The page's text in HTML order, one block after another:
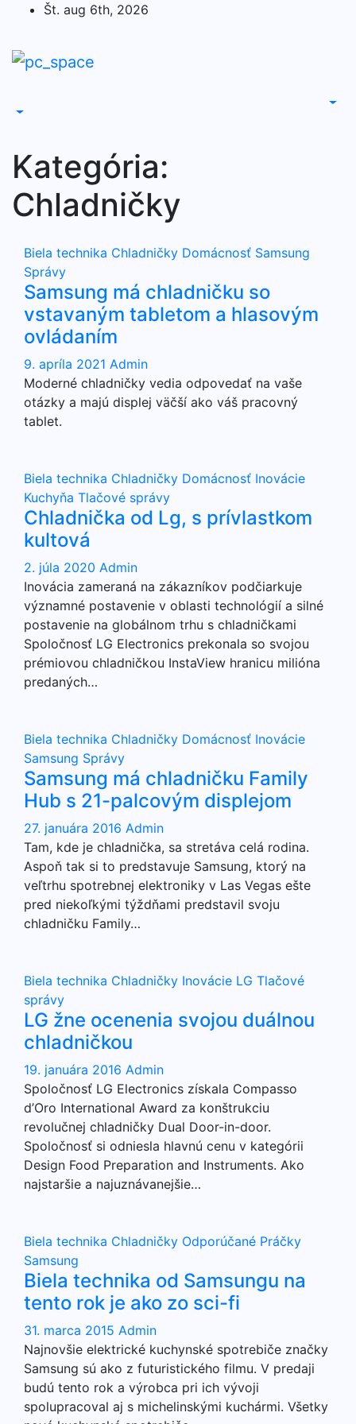
content
Št. aug 6th, 2026
Kategória:
Chladničky
Biela technika Chladničky Domácnosť Samsung
Správy
Samsung má chladničku so
vstavaným tabletom a hlasovým
ovládaním
9. apríla 2021 Admin
Moderné chladničky vedia odpovedať na vaše
otázky a majú displej väčší ako váš pracovný
tablet.
Biela technika Chladničky Domácnosť Inovácie
Kuchyňa Tlačové správy
Chladnička od Lg, s prívlastkom
kultová
2. júla 2020 Admin
Inovácia zameraná na zákazníkov podčiarkuje
významné postavenie v oblasti technológií a silné
postavenie na globálnom trhu s chladničkami
Spoločnosť LG Electronics prekonala so svojou
prémiovou chladničkou InstaView hranicu milióna
predaných…
Biela technika Chladničky Domácnosť Inovácie
Samsung Správy
Samsung má chladničku Family
Hub s 21-palcovým displejom
27. januára 2016 Admin
Tam, kde je chladnička, sa stretáva celá rodina.
Aspoň tak si to predstavuje Samsung, ktorý na
veľtrhu spotrebnej elektroniky v Las Vegas ešte
pred niekoľkými týždňami predstavil svoju
chladničku Family…
Biela technika Chladničky Inovácie LG Tlačové
správy
LG žne ocenenia svojou duálnou
chladničkou
19. januára 2016 Admin
Spoločnosť LG Electronics získala Compasso
d’Oro International Award za konštrukciu
revolučnej chladničky Dual Door-in-door.
Spoločnosť si odniesla hlavnú cenu v kategórii
Design Food Preparation and Instruments. Ako
najstaršie a najuznávanejšie…
Biela technika Chladničky Odporúčané Práčky
Samsung
Biela technika od Samsungu na
tento rok je ako zo sci-fi
31. marca 2015 Admin
Najnovšie elektrické kuchynské spotrebiče značky
Samsung sú ako z futuristického filmu. V predaji
budú tento rok a výrobca pri ich vývoji
spolupracoval aj s michelinskými kuchármi. Všetky